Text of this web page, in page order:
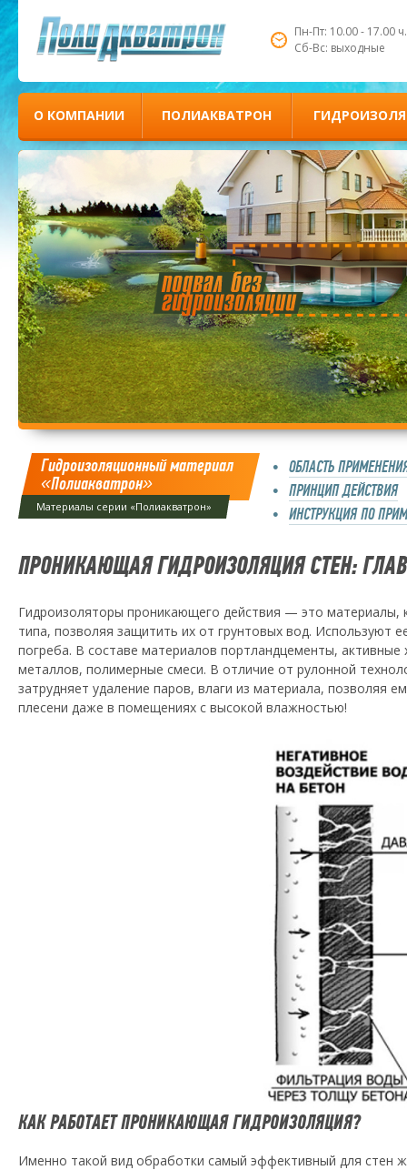
Пн-Пт: 10.00 - 17.00 ч.
Сб-Вс: выходные
О КОМПАНИИ ПОЛИАКВАТРОН
Гидроизоляционный материал
«Полиакватрон»
Материалы серии «Полиакватрон»
ОБЛАСТЬ
ПРИНЦИП ДЕЙСТВИЯ
ИНСТРУКЦИЯ ПО
ПРОНИКАЮЩАЯ ГИДРОИЗОЛЯЦИЯ СТЕН:
Гидроизоляторы проникающего действия — это
типа, позволяя защитить их от грунтовых вод. Используют
погреба. В составе материалов портландцементы,
металлов, полимерные смеси. В отличие от рулонной
затрудняет удаление паров, влаги из материала, позволяя
плесени даже в помещениях с высокой влажностью!
КАК РАБОТАЕТ ПРОНИКАЮЩАЯ ГИДРОИЗОЛЯЦИЯ?
Именно такой вид обработки самый эффективный для стен